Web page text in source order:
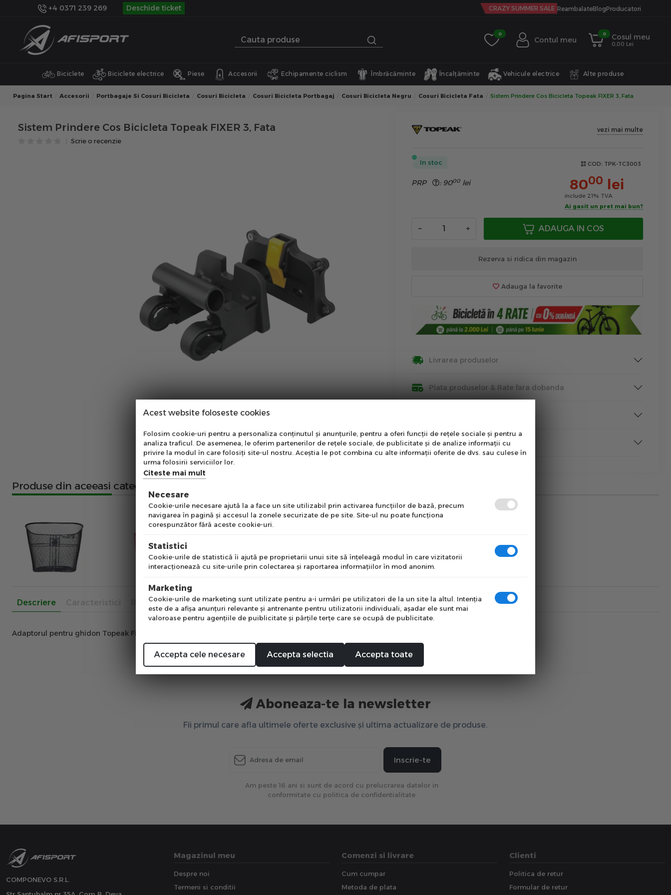
+4 0371 239 269 Deschide ticket CRAZY SUMMER SALE ReambalateBlogProducatori
0
Contul meu
0 Cosul meu
0,00 Lei
Biciclete Biciclete electrice Piese Accesorii Echipamente ciclism Îmbrăcăminte Încalțăminte Vehicule electrice Alte produse
Pagina Start Accesorii Portbagaje Si Cosuri Bicicleta Cosuri Bicicleta Cosuri Bicicleta Portbagaj Cosuri Bicicleta Negru Cosuri Bicicleta Fata Sistem Prindere Cos Bicicleta Topeak FIXER 3, Fata
Sistem Prindere Cos Bicicleta Topeak FIXER 3, Fata
Scrie o recenzie
vezi mai multe
In stoc COD: TPK-TC3003
PRP : 9000 lei 8000 lei
include 21% TVA
Ai gasit un pret mai bun?
− + ADAUGA IN COS
Rezerva si ridica din magazin
Adauga la favorite
Livrarea produselor
Plata produselor & Rate fara dobanda
Informare
Produse din aceeasi categorie
Descriere Recenzii
Adaptorul pentru ghidon Topeak Fixer 3 este un adaptor pentru ghidon cu sistem QuickClick.
Aboneaza-te la newsletter
Fii primul care afla ultimele oferte exclusive și ultima actualizare de produse.
Inscrie-te
Am peste 16 ani si sunt de acord cu prelucrarea datelor in
conformitate cu politica de confidentialitate
COMPONEVO S.R.L.
Magazinul meu
Despre noi
Termeni si conditii
Comenzi si livrare
Cum cumpar
Metoda de plata
Clienti
Politica de retur
Formular de retur
Acest website foloseste cookies
Folosim cookie-uri pentru a personaliza conținutul și anunțurile, pentru a oferi funcții de rețele sociale și pentru a
analiza traficul. De asemenea, le oferim partenerilor de rețele sociale, de publicitate și de analize informații cu
privire la modul în care folosiți site-ul nostru. Aceștia le pot combina cu alte informații oferite de dvs. sau culese în
urma folosirii serviciilor lor.
Citeste mai mult
Necesare
Cookie-urile necesare ajută la a face un site utilizabil prin activarea funcţiilor de bază, precum
navigarea în pagină şi accesul la zonele securizate de pe site. Site-ul nu poate funcţiona
corespunzător fără aceste cookie-uri.
Statistici
Cookie-urile de statistică îi ajută pe proprietarii unui site să înţeleagă modul în care vizitatorii
interacţionează cu site-urile prin colectarea şi raportarea informaţiilor în mod anonim.
Marketing
Cookie-urile de marketing sunt utilizate pentru a-i urmări pe utilizatori de la un site la altul. Intenţia
este de a afişa anunţuri relevante şi antrenante pentru utilizatorii individuali, aşadar ele sunt mai
valoroase pentru agenţiile de puiblicitate şi părţile terţe care se ocupă de publicitate.
Accepta cele necesare Accepta selectia Accepta toate
Abonare Newsletter
Abonează-te la newsletter
pentru a primi cele mai noi
Mă abonez